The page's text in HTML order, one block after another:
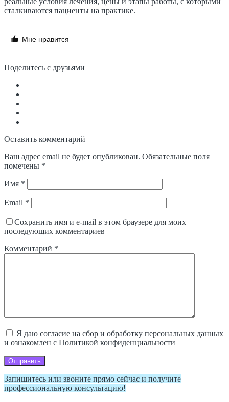
сталкиваются пациенты на практике.
Мне нравится
Поделитесь с друзьями
Оставить комментарий
Ваш адрес email не будет опубликован. Обязательные поля
помечены *
Имя *
Email *
Сохранить имя и e-mail в этом браузере для моих
последующих комментариев
Комментарий *
Я даю согласие на сбор и обработку персональных данных
и ознакомлен с Политикой конфиденциальности
Отправить
Запишитесь или звоните прямо сейчас и получите
профессиональную консультацию!